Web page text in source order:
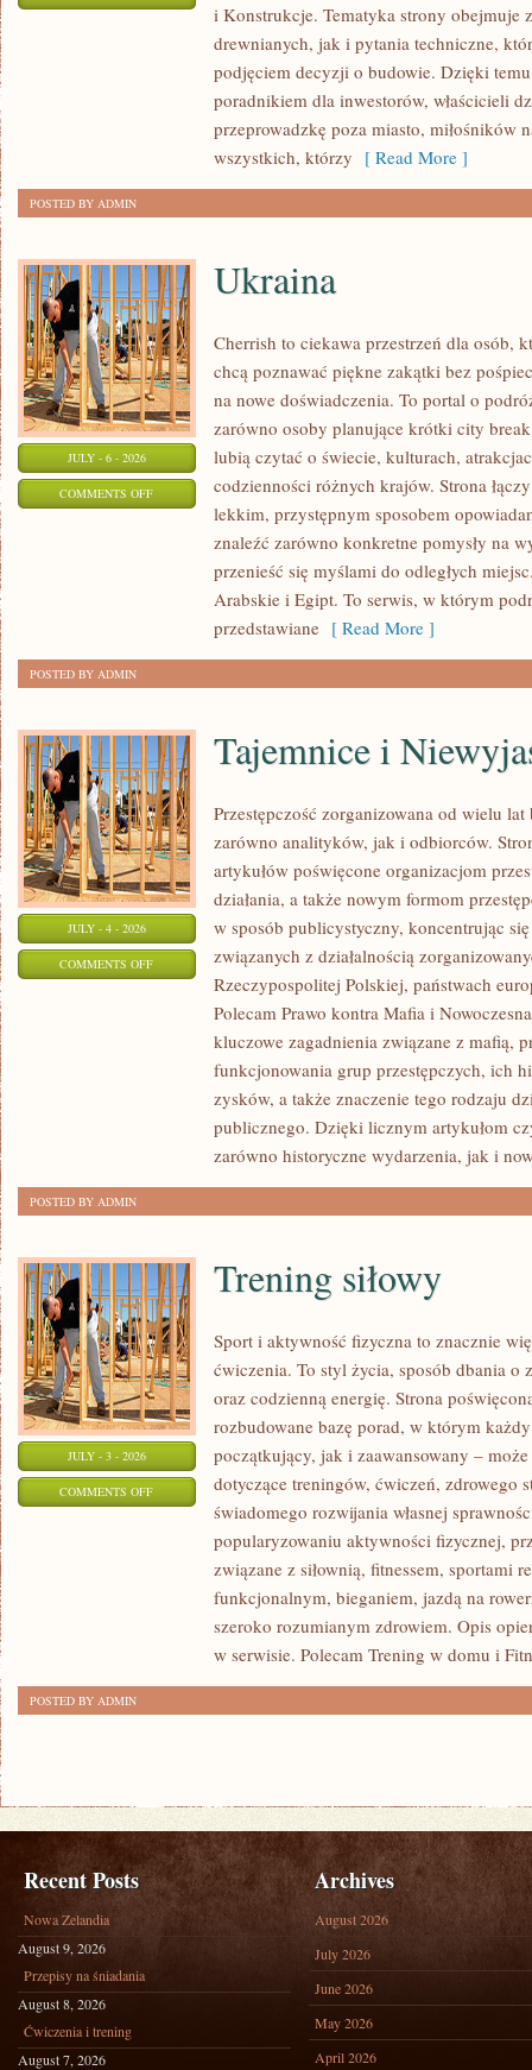
FINANSOWANIE
i Konstrukcje. Tematyka strony obejmuje
drewnianych, jak i pytania techniczne,
podjęciem decyzji o budowie. Dzięki
poradnikiem dla inwestorów, właścicieli
przeprowadzkę poza miasto, miłośników
wszystkich, którzy [ Read More ]
POSTED BY ADMIN
JULY - 6 - 2026
COMMENTS OFFON
Ukraina
Cherrish to ciekawa przestrzeń dla osób,
chcą poznawać piękne zakątki bez
na nowe doświadczenia. To portal o
zarówno osoby planujące krótki city
lubią czytać o świecie, kulturach,
codzienności różnych krajów. Strona
lekkim, przystępnym sposobem
znaleźć zarówno konkretne pomysły na
przenieść się myślami do odległych
Arabskie i Egipt. To serwis, w którym
przedstawiane [ Read More ]
POSTED BY ADMIN
JULY - 4 - 2026
COMMENTS OFFON
TAJEMNICE
NIEWYJAŚNIONE
Tajemnice i
Przestępczość zorganizowana od wielu
zarówno analityków, jak i odbiorców.
artykułów poświęcone organizacjom
działania, a także nowym formom
w sposób publicystyczny, koncentrując
związanych z działalnością
Rzeczypospolitej Polskiej, państwach
Polecam Prawo kontra Mafia i
kluczowe zagadnienia związane z mafią,
funkcjonowania grup przestępczych, ich
zysków, a także znaczenie tego rodzaju
publicznego. Dzięki licznym artykułom
zarówno historyczne wydarzenia, jak i
POSTED BY ADMIN
JULY - 3 - 2026
COMMENTS OFFON
Trening siłowy
Sport i aktywność fizyczna to znacznie
ćwiczenia. To styl życia, sposób dbania o
oraz codzienną energię. Strona
rozbudowane bazę porad, w którym
początkujący, jak i zaawansowany –
dotyczące treningów, ćwiczeń, zdrowego
świadomego rozwijania własnej
popularyzowaniu aktywności fizycznej,
związane z siłownią, fitnessem, sportami
funkcjonalnym, bieganiem, jazdą na
szeroko rozumianym zdrowiem. Opis
w serwisie. Polecam Trening w domu i
POSTED BY ADMIN
Recent Posts
Nowa Zelandia
August 9, 2026
Przepisy na śniadania
August 8, 2026
Ćwiczenia i trening
August 7, 2026
Archives
August 2026
July 2026
June 2026
May 2026
April 2026